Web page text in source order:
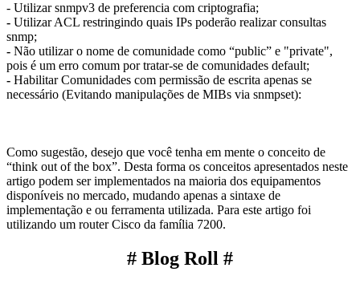
- Utilizar snmpv3 de preferencia com criptografia;
- Utilizar ACL restringindo quais IPs poderão realizar consultas
snmp;
- Não utilizar o nome de comunidade como “public” e "private",
pois é um erro comum por tratar-se de comunidades default;
- Habilitar Comunidades com permissão de escrita apenas se
necessário (Evitando manipulações de MIBs via snmpset):
Como sugestão, desejo que você tenha em mente o conceito de
“think out of the box”. Desta forma os conceitos apresentados neste
artigo podem ser implementados na maioria dos equipamentos
disponíveis no mercado, mudando apenas a sintaxe de
implementação e ou ferramenta utilizada. Para este artigo foi
utilizando um router Cisco da família 7200.
# Blog Roll #